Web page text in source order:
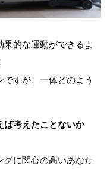
的な運動ができるよ
すが、一体どのよう
ば考えたことないか
に関心の高いあなた